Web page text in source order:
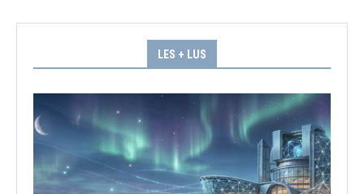
LES + LUS